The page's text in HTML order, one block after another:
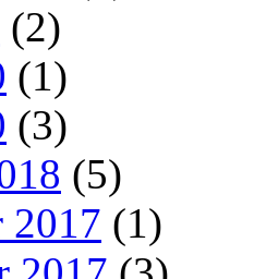
(2)
(1)
(3)
(5)
2017 (1)